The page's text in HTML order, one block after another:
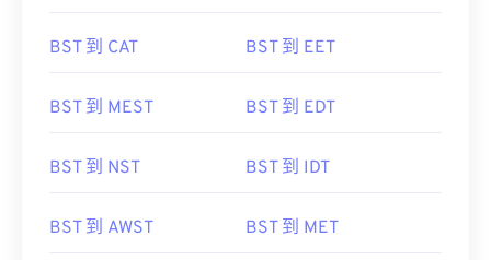
BST 到 CAT BST 到 EET
BST 到 MEST BST 到 EDT
BST 到 NST BST 到 IDT
BST 到 AWST BST 到 MET